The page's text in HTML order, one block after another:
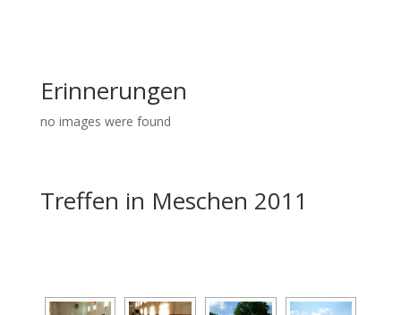
Erinnerungen
no images were found
Treffen in Meschen 2011